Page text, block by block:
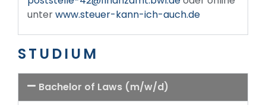
unterwww.steuer-kann-ich-auch.de
STUDIUM
Bachelor of Laws (m/w/d)